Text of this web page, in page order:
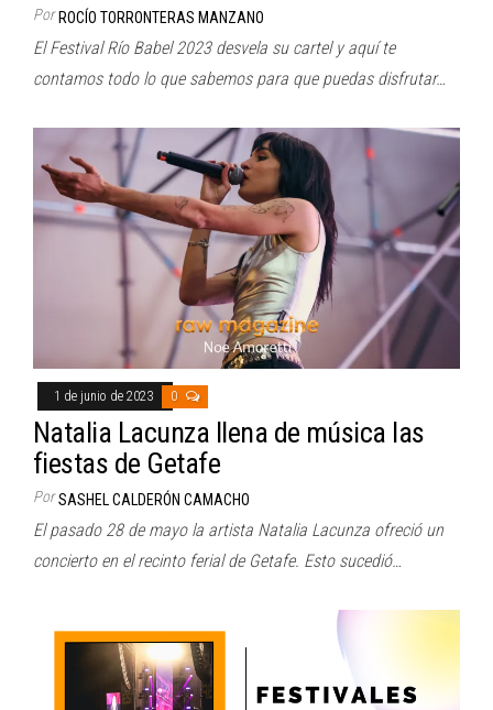
Por ROCÍO TORRONTERAS MANZANO
El Festival Río Babel 2023 desvela su cartel y aquí te
contamos todo lo que sabemos para que puedas disfrutar…
1 de junio de 2023 0
Natalia Lacunza llena de música las
fiestas de Getafe
Por SASHEL CALDERÓN CAMACHO
El pasado 28 de mayo la artista Natalia Lacunza ofreció un
concierto en el recinto ferial de Getafe. Esto sucedió…